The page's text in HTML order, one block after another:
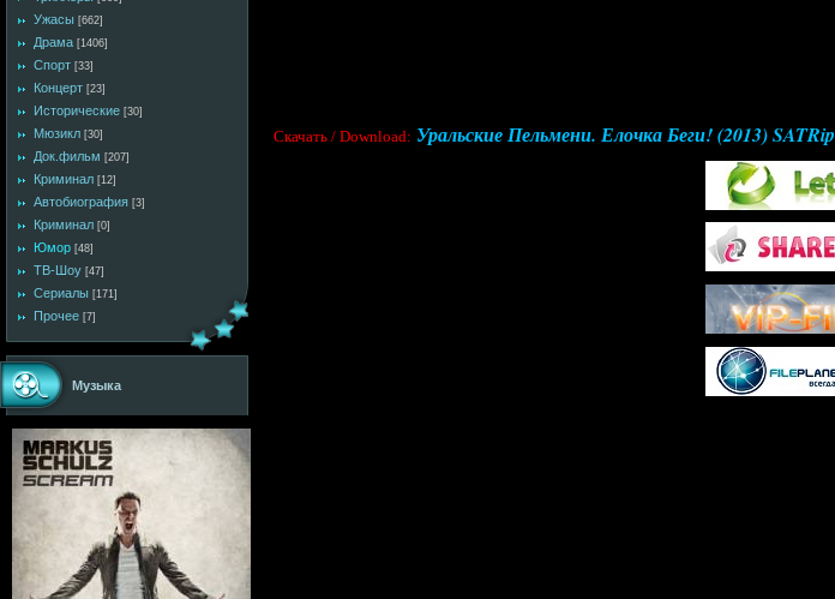
Ужасы [662]
Драма [1406]
Спорт [33]
Концерт [23]
Исторические [30]
Мюзикл [30]
Док.фильм [207]
Криминал [12]
Автобиография [3]
Криминал [0]
Юмор [48]
ТВ-Шоу [47]
Сериалы [171]
Прочее [7]
Музыка
Cкачать / Download: Уральские Пельмени. Елочка Беги! (2013) SATRip